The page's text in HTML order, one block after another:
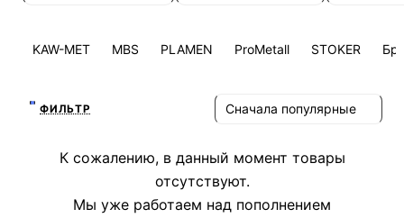
KAW-MET MBS PLAMEN ProMetall STOKER
ФИЛЬТР Сначала популярные
К сожалению, в данный момент товары
отсутствуют.
Мы уже работаем над пополнением